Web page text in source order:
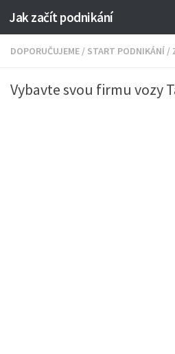
Jak začít podnikání
DOPORUČUJEME / START PODNIKÁNÍ /
Vybavte svou firmu vozy